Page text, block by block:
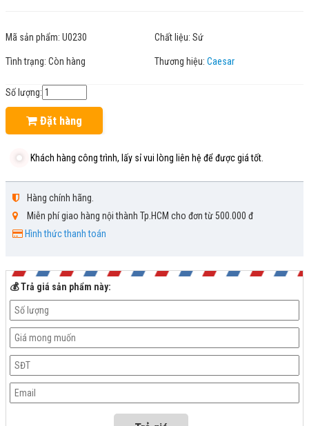
Mã sản phẩm: U0230 Chất liệu: Sứ
Tình trạng: Còn hàng Thương hiệu: Caesar
Số lượng:
Đặt hàng
Khách hàng công trình, lấy sỉ vui lòng liên hệ để được giá tốt.
Hàng chính hãng.
Miễn phí giao hàng nội thành Tp.HCM cho đơn từ 500.000 đ
Hình thức thanh toán
💰 Trả giá sản phẩm này: